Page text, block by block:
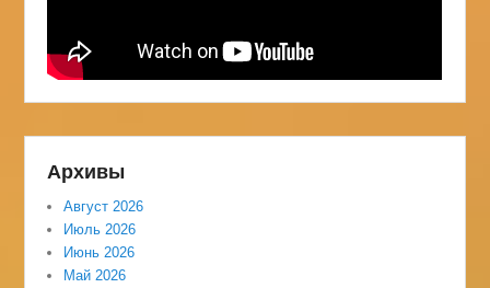
Архивы
Август 2026
Июль 2026
Июнь 2026
Май 2026